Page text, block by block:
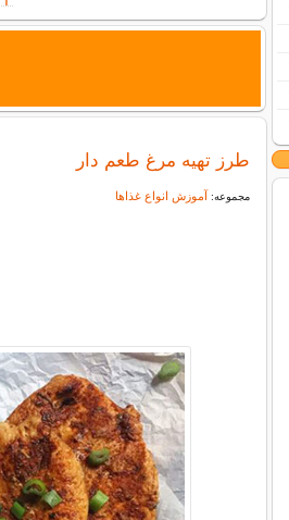
طرز تهیه مرغ طعم دار
مجموعه: آموزش انواع غذاها